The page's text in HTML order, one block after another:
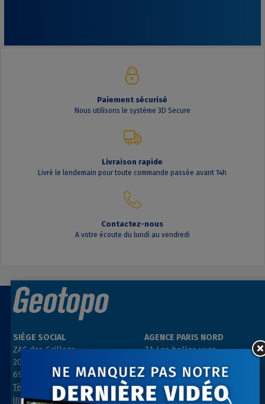
Paiement sécurisé
Nous utilisons le système 3D Secure
Livraison rapide
Livré le lendemain pour toute commande passée avant 14h
Contactez-nous
A votre écoute du lundi au vendredi
SIÈGE SOCIAL
ZAC des Grillons
208, rue de l’Ancienne Distillerie
69400 GLEIZÉ
Tél : 04 74 69 94 00
info@geotopo.fr
AGENCE PARIS NORD
ZA Les belles vues
91290 ARPAJON
Tél : 01 64 55 11 80
contact@geotopo.fr